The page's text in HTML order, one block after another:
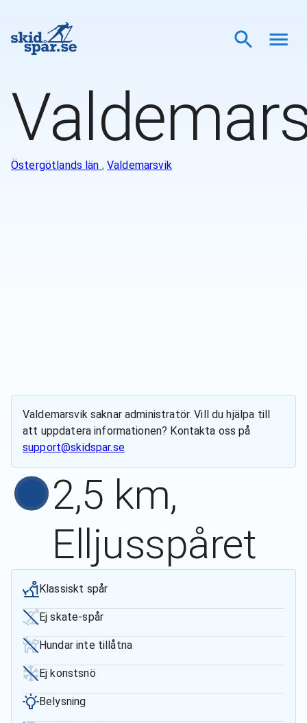
Östergötlands län ,Valdemarsvik
Valdemarsviksaknar administratör. Vill du hjälpa till
att uppdatera informationen? Kontakta oss på
support@skidspar.se
2,5 km,
Elljusspåret
Klassiskt spår
Ej skate-spår
Hundar inte tillåtna
Ej konstsnö
Belysning